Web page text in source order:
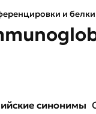
и белки
синонимы